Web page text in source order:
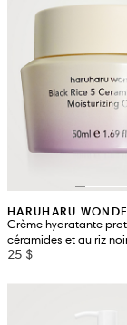
HARUHARU
Crème hydratante
céramides et au riz
25 $